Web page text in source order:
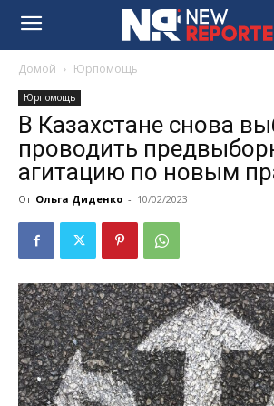
Домой Юрпомощь
Юрпомощь
В Казахстане снова
проводить
агитацию по новым
От Ольга Диденко - 10/02/2023